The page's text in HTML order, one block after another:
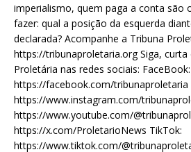
imperialismo, quem paga a conta são
fazer: qual a posição da esquerda
declarada? Acompanhe a Tribuna
https://tribunaproletaria.org Siga,
Proletária nas redes sociais: FaceBook:
https://facebook.com/tribunaproletaria
https://www.instagram.com/
https://www.youtube.com/
https://x.com/ProletarioNews TikTok:
https://www.tiktok.com/